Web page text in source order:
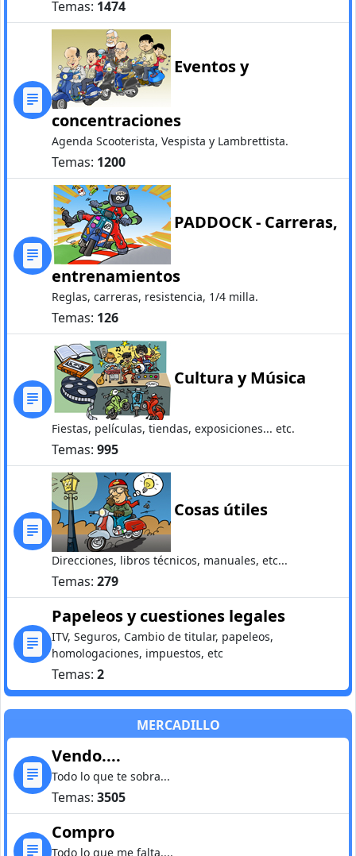
Temas: 1474
Eventos y
concentraciones
Agenda Scooterista, Vespista y Lambrettista.
Temas: 1200
PADDOCK - Carreras,
entrenamientos
Reglas, carreras, resistencia, 1/4 milla.
Temas: 126
Cultura y Música
Fiestas, películas, tiendas, exposiciones... etc.
Temas: 995
Cosas útiles
Direcciones, libros técnicos, manuales, etc...
Temas: 279
Papeleos y cuestiones legales
ITV, Seguros, Cambio de titular, papeleos,
homologaciones, impuestos, etc
Temas: 2
MERCADILLO
Vendo....
Todo lo que te sobra...
Temas: 3505
Compro
Todo lo que me falta....